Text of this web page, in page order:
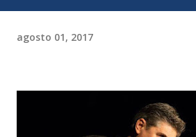
agosto 01, 2017